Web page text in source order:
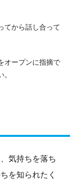
てから話し合って
オープンに指摘で
気持ちを落ち
を知られたく